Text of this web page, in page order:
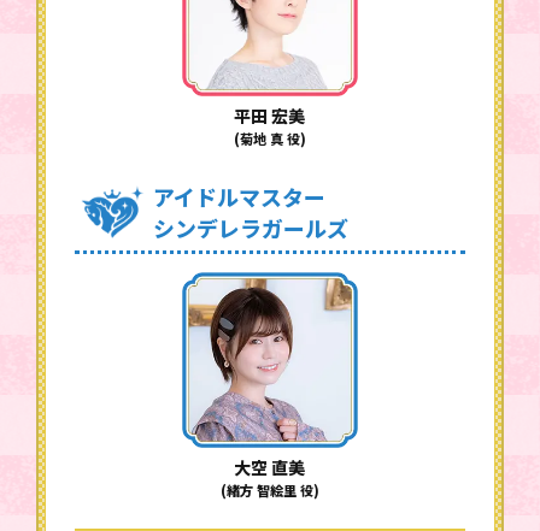
平田 宏美
(菊地 真 役)
アイドルマスター
シンデレラガールズ
大空 直美
(緒方 智絵里 役)